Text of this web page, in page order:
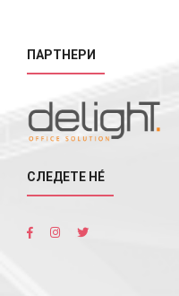
ПАРТНЕРИ
СЛЕДЕТЕ НÉ